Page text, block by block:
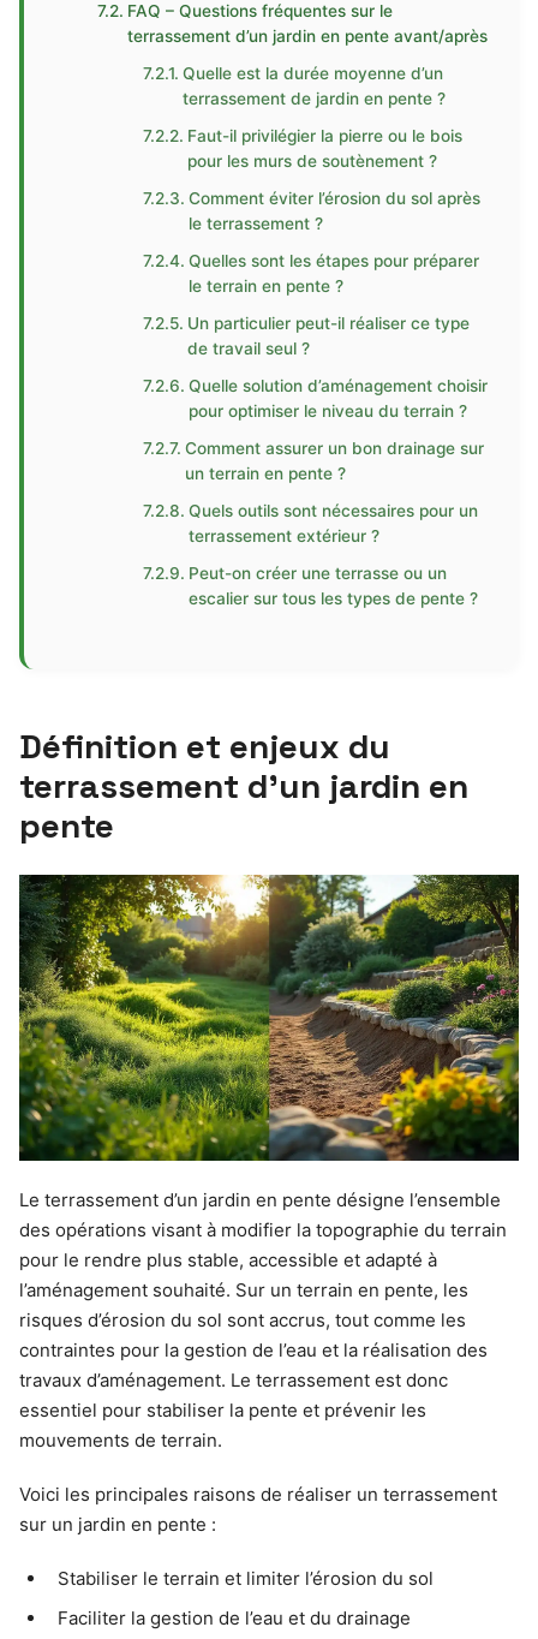
FAQ – Questions fréquentes sur le
terrassement d’un jardin en pente avant/après
Quelle est la durée moyenne d’un
terrassement de jardin en pente ?
Faut-il privilégier la pierre ou le bois
pour les murs de soutènement ?
Comment éviter l’érosion du sol après
le terrassement ?
Quelles sont les étapes pour préparer
le terrain en pente ?
Un particulier peut-il réaliser ce type
de travail seul ?
Quelle solution d’aménagement choisir
pour optimiser le niveau du terrain ?
Comment assurer un bon drainage sur
un terrain en pente ?
Quels outils sont nécessaires pour un
terrassement extérieur ?
Peut-on créer une terrasse ou un
escalier sur tous les types de pente ?
Définition et enjeux du
terrassement d’un jardin en
pente
Le terrassement d’un jardin en pente désigne l’ensemble
des opérations visant à modifier la topographie du terrain
pour le rendre plus stable, accessible et adapté à
l’aménagement souhaité. Sur un terrain en pente, les
risques d’érosion du sol sont accrus, tout comme les
contraintes pour la gestion de l’eau et la réalisation des
travaux d’aménagement. Le terrassement est donc
essentiel pour stabiliser la pente et prévenir les
mouvements de terrain.
Voici les principales raisons de réaliser un terrassement
sur un jardin en pente :
Stabiliser le terrain et limiter l’érosion du sol
Faciliter la gestion de l’eau et du drainage